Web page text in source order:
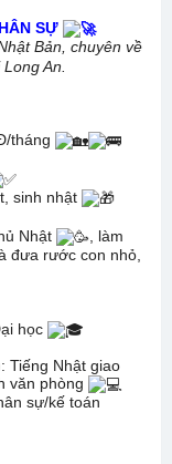
SỰ
Bản, chuyên về
An.
tháng
sinh nhật
Nhật
, làm
đưa rước con nhỏ,
học
Tiếng Nhật giao
văn phòng
sự/kế toán